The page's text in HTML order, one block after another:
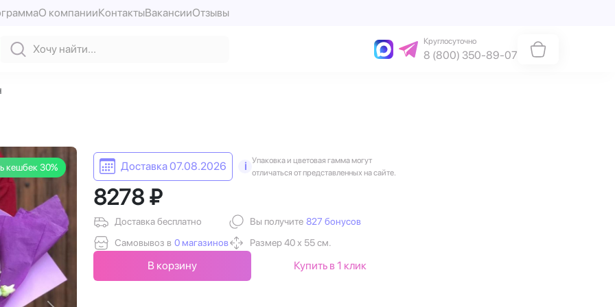
О компанииКонтактыВакансииОтзывы
Круглосуточно
8 (800) 350-89-07
кешбек 30% Доставка 07.08.2026 i
Упаковка и цветовая гамма могут
отличаться от представленных на сайте.
8278 ₽
Доставка бесплатно
Самовывоз в 0 магазинов
Вы получите 827 бонусов
Размер 40 х 55 см.
В корзину Купить в 1 клик